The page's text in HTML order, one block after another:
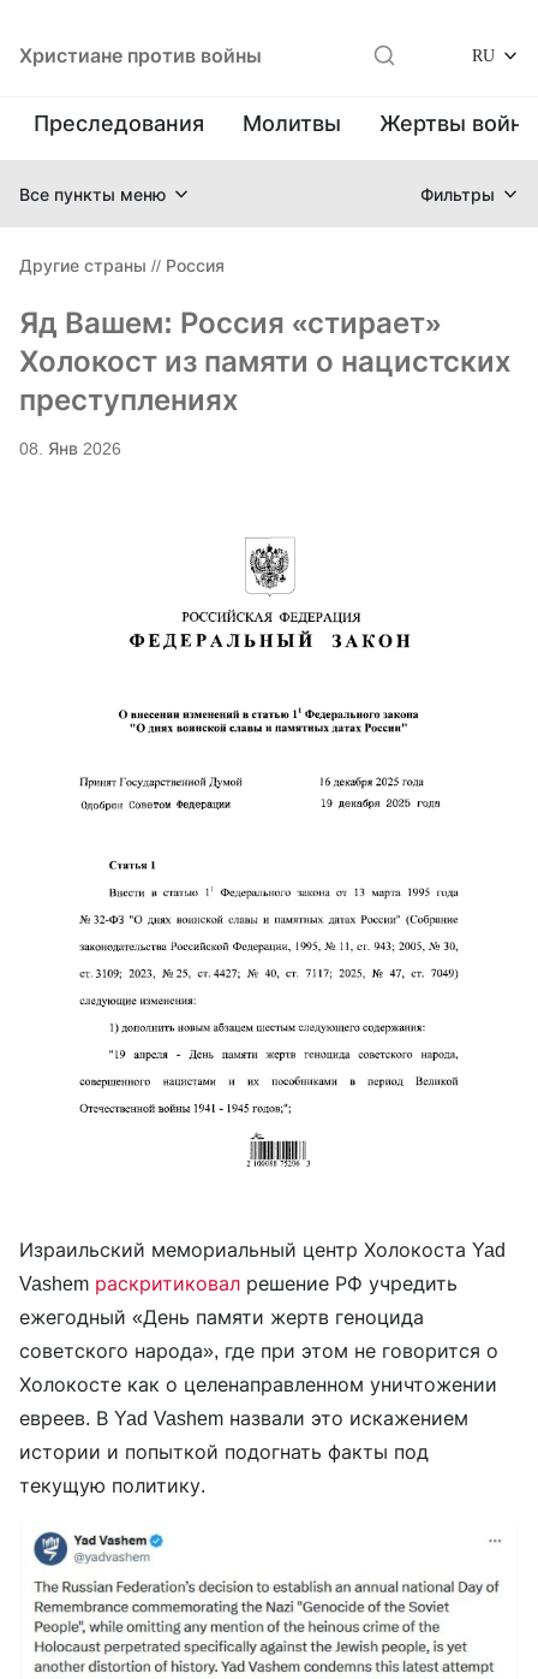
Христиане против войны RU
Преследования Молитвы Жертвы
Все пункты меню Фильтры
Другие страны // Россия
Яд Вашем: Россия «стирает»
Холокост из памяти о нацистских
преступлениях
08. Янв 2026
Израильский мемориальный центр Холокоста Yad
Vashem раскритиковал решение РФ учредить
ежегодный «День памяти жертв геноцида
советского народа», где при этом не говорится о
Холокосте как о целенаправленном уничтожении
евреев. В Yad Vashem назвали это искажением
истории и попыткой подогнать факты под
текущую политику.